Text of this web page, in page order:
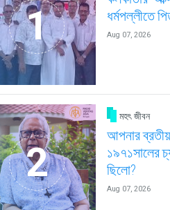
ধর্মপল্লীতে
Aug 07, 2026
মহৎ জীবন
আপনার
১৯৭১সালের
ছিলো?
Aug 07, 2026